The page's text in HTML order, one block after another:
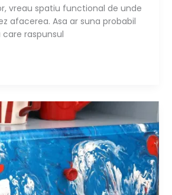
vreau spatiu functional de unde
afacerea. Asa ar suna probabil
raspunsul